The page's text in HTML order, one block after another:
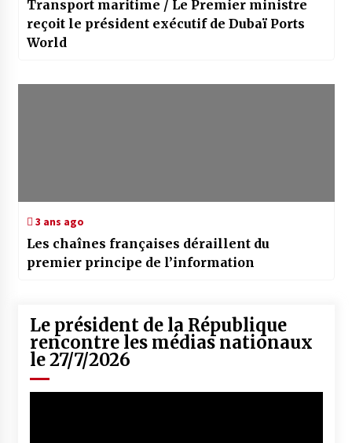
Transport maritime / Le Premier ministre
reçoit le président exécutif de Dubaï Ports
World
3 ans ago
Les chaînes françaises déraillent du
premier principe de l’information
Le président de la République
rencontre les médias nationaux
le 27/7/2026